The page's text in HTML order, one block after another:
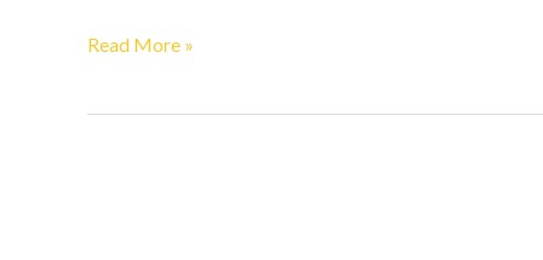
Read More »